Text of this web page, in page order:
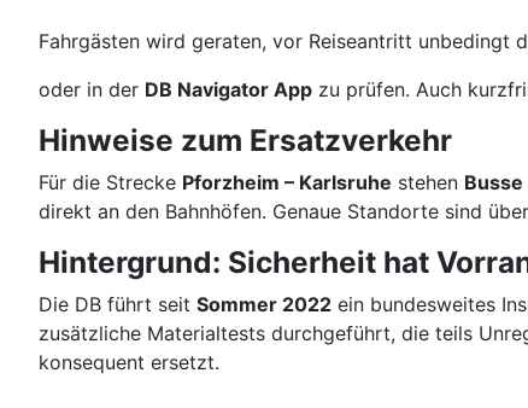
Fahrgästen wird geraten, vor Reiseantritt unbedingt
oder in der DB Navigator App zu prüfen. Auch
Hinweise zum Ersatzverkehr
Für die Strecke Pforzheim – Karlsruhe stehen Busse
direkt an den Bahnhöfen. Genaue Standorte sind über
Hintergrund: Sicherheit hat
Die DB führt seit Sommer 2022 ein bundesweites
zusätzliche Materialtests durchgeführt, die teils
konsequent ersetzt.